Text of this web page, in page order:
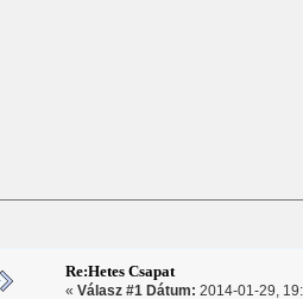
Re:Hetes Csapat
« Válasz #1 Dátum: 2014-01-29,